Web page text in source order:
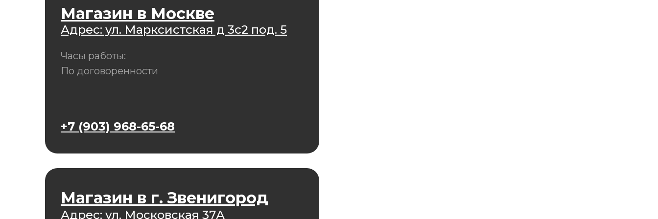
Магазин в Москве
Адрес: ул. Марксистская д 3с2 под. 5
Часы работы:
По договоренности
Магазин в г. Звенигород
Адрес: ул. Московская 37А
+7 (903) 968-65-68